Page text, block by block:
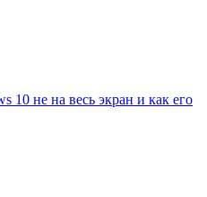
10 не на весь экран и как его